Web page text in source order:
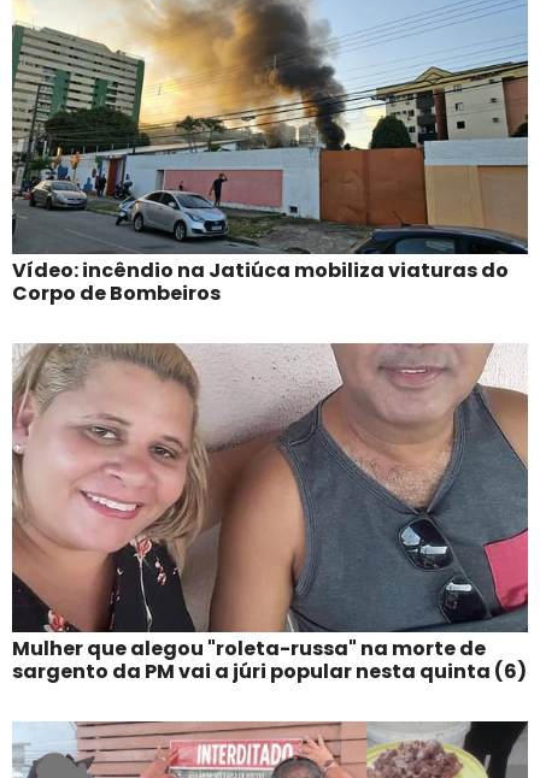
Vídeo: incêndio na Jatiúca mobiliza viaturas do
Corpo de Bombeiros
Mulher que alegou "roleta-russa" na morte de
sargento da PM vai a júri popular nesta quinta (6)